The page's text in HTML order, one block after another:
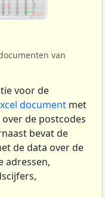
van
voor de
document met
de postcodes
bevat de
de data over de
adressen,